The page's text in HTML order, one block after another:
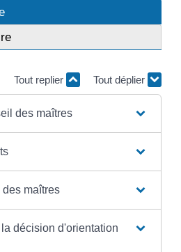
Tout replier Tout déplier
des maîtres
maîtres
décision d'orientation